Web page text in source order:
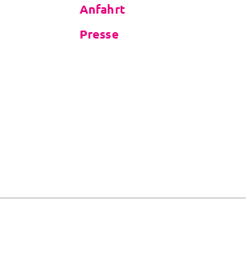
Anfahrt
Presse